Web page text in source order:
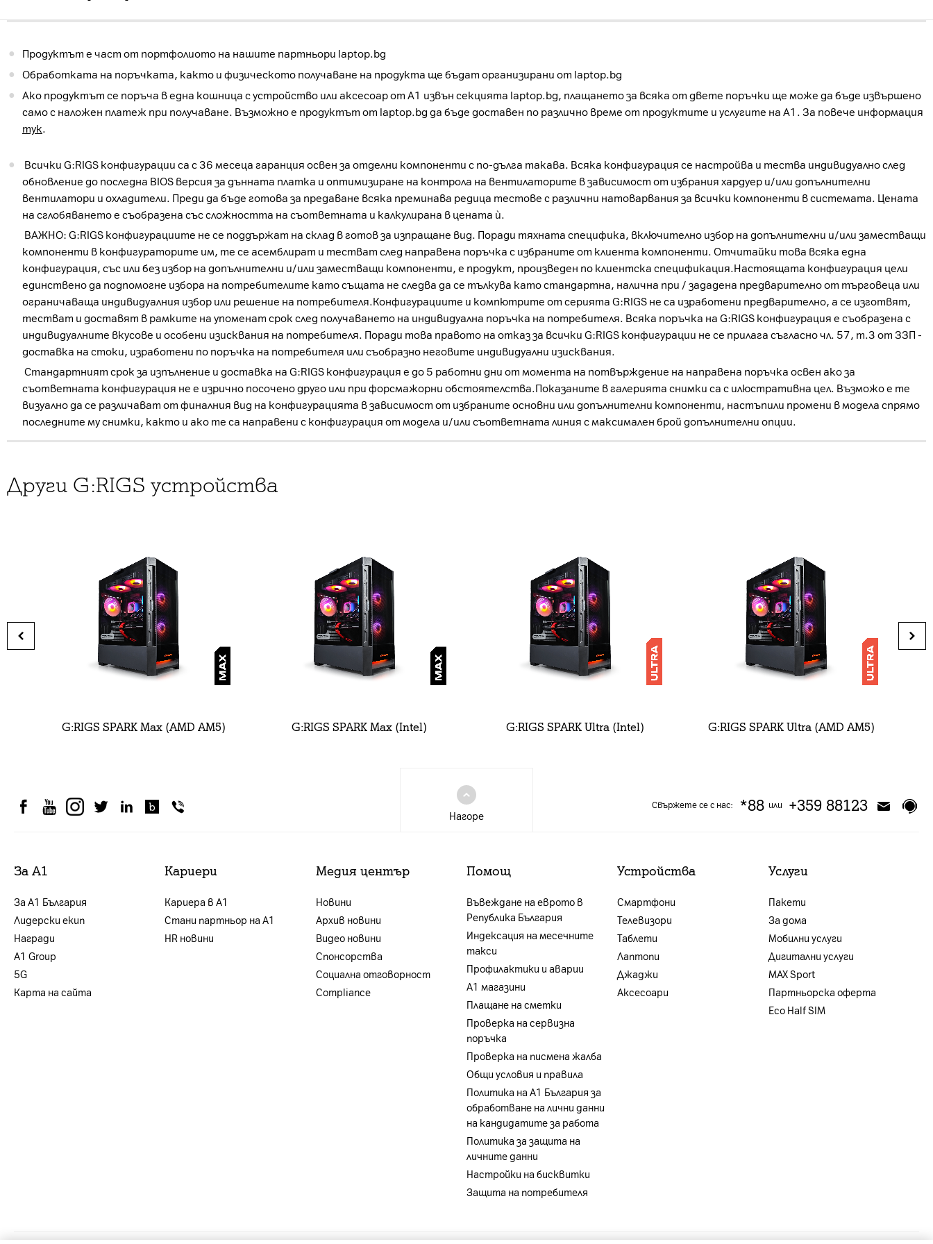
Продуктът е част от портфолиото на нашите партньори laptop.bg
Обработката на поръчката, както и физическото получаване на продукта ще бъдат организирани от laptop.bg
Ако продуктът се поръча в една кошница с устройство или аксесоар от А1 извън секцията laptop.bg, плащането за всяка от двете поръчки ще може да бъде извършено
само с наложен платеж при получаване. Възможно е продуктът от laptop.bg да бъде доставен по различно време от продуктите и услугите на А1. За повече информация
тук.
Всички G:RIGS конфигурации са с 36 месеца гаранция освен за отделни компоненти с по-дълга такава. Всяка конфигурация се настройва и тества индивидуално след
обновление до последна BIOS версия за дънната платка и оптимизиране на контрола на вентилаторите в зависимост от избрания хардуер и/или допълнителни
вентилатори и охладители. Преди да бъде готова за предаване всяка преминава редица тестове с различни натоварвания за всички компоненти в системата. Цената
на сглобяването е съобразена със сложността на съответната и калкулирана в цената ѝ.
ВАЖНО: G:RIGS конфигурациите не се поддържат на склад в готов за изпращане вид. Поради тяхната специфика, включително избор на допълнителни и/или заместващи
компоненти в конфигураторите им, те се асемблират и тестват след направена поръчка с избраните от клиента компоненти. Отчитайки това всяка една
конфигурация, със или без избор на допълнителни и/или заместващи компоненти, е продукт, произведен по клиентска спецификация.Настоящата конфигурация цели
единствено да подпомогне избора на потребителите като същата не следва да се тълкува като стандартна, налична при / зададена предварително от търговеца или
ограничаваща индивидуалния избор или решение на потребителя.Конфигурациите и компютрите от серията G:RIGS не са изработени предварително, а се изготвят,
тестват и доставят в рамките на упоменат срок след получаването на индивидуална поръчка на потребителя. Всяка поръчка на G:RIGS конфигурация е съобразена с
индивидуалните вкусове и особени изисквания на потребителя. Поради това правото на отказ за всички G:RIGS конфигурации не се прилага съгласно чл. 57, т.3 от ЗЗП -
доставка на стоки, изработени по поръчка на потребителя или съобразно неговите индивидуални изисквания.
Стандартният срок за изпълнение и доставка на G:RIGS конфигурация е до 5 работни дни от момента на потвърждение на направена поръчка освен ако за
съответната конфигурация не е изрично посочено друго или при форсмажорни обстоятелства.Показаните в галерията снимки са с илюстративна цел. Възможо е те
визуално да се различават от финалния вид на конфигурацията в зависимост от избраните основни или допълнителни компоненти, настъпили промени в модела спрямо
последните му снимки, както и ако те са направени с конфигурация от модела и/или съответната линия с максимален брой допълнителни опции.
Други G:RIGS устройства
G:RIGS SPARK Max (AMD AM5) G:RIGS SPARK Max (Intel) G:RIGS SPARK Ultra (Intel) G:RIGS SPARK Ultra (AMD AM5)
Нагоре
Свържете се с нас: *88 или +359 88123
За А1
За А1 България
Лидерски екип
Награди
А1 Group
5G
Карта на сайта
Кариери
Кариера в А1
Стани партньор на А1
HR новини
Медия център
Новини
Архив новини
Видео новини
Спонсорства
Социална отговорност
Compliance
Помощ
Въвеждане на еврото в
Република България
Индексация на месечните
такси
Профилактики и аварии
А1 магазини
Плащане на сметки
Проверка на сервизна
поръчка
Проверка на писмена жалба
Общи условия и правила
Политика на A1 България за
обработване на лични данни
на кандидатите за работа
Политика за защита на
личните данни
Настройки на бисквитки
Защита на потребителя
Устройства
Смартфони
Телевизори
Таблети
Лаптопи
Джаджи
Аксесоари
Услуги
Пакети
За дома
Мобилни услуги
Дигитални услуги
MAX Sport
Партньорска оферта
Eco Half SIM